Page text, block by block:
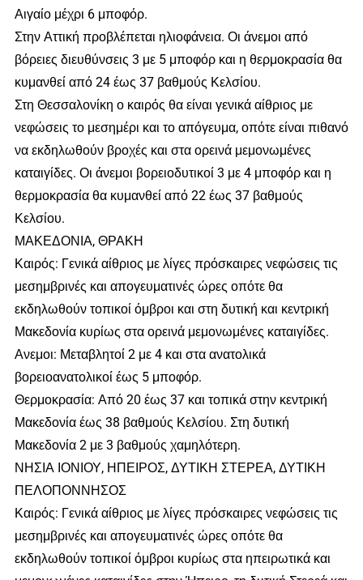
Αιγαίο μέχρι 6 μποφόρ.
Στην Αττική προβλέπεται ηλιοφάνεια. Οι άνεμοι από
βόρειες διευθύνσεις 3 με 5 μποφόρ και η θερμοκρασία θα
κυμανθεί από 24 έως 37 βαθμούς Κελσίου.
Στη Θεσσαλονίκη ο καιρός θα είναι γενικά αίθριος με
νεφώσεις το μεσημέρι και το απόγευμα, οπότε είναι πιθανό
να εκδηλωθούν βροχές και στα ορεινά μεμονωμένες
καταιγίδες. Οι άνεμοι βορειοδυτικοί 3 με 4 μποφόρ και η
θερμοκρασία θα κυμανθεί από 22 έως 37 βαθμούς
Κελσίου.
ΜΑΚΕΔΟΝΙΑ, ΘΡΑΚΗ
Καιρός: Γενικά αίθριος με λίγες πρόσκαιρες νεφώσεις τις
μεσημβρινές και απογευματινές ώρες οπότε θα
εκδηλωθούν τοπικοί όμβροι και στη δυτική και κεντρική
Μακεδονία κυρίως στα ορεινά μεμονωμένες καταιγίδες.
Ανεμοι: Μεταβλητοί 2 με 4 και στα ανατολικά
βορειοανατολικοί έως 5 μποφόρ.
Θερμοκρασία: Από 20 έως 37 και τοπικά στην κεντρική
Μακεδονία έως 38 βαθμούς Κελσίου. Στη δυτική
Μακεδονία 2 με 3 βαθμούς χαμηλότερη.
ΝΗΣΙΑ ΙΟΝΙΟΥ, ΗΠΕΙΡΟΣ, ΔΥΤΙΚΗ ΣΤΕΡΕΑ, ΔΥΤΙΚΗ
ΠΕΛΟΠΟΝΝΗΣΟΣ
Καιρός: Γενικά αίθριος με λίγες πρόσκαιρες νεφώσεις τις
μεσημβρινές και απογευματινές ώρες οπότε θα
εκδηλωθούν τοπικοί όμβροι κυρίως στα ηπειρωτικά και